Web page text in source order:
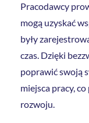
Pracodawcy
mogą uzyskać
były
czas. Dzięki
poprawić swoją
miejsca pracy,
rozwoju.